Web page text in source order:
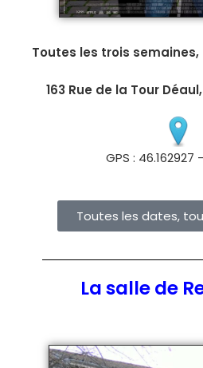
Toutes les trois semaines,
163 Rue de la Tour Déaul,
GPS : 46.162927
Toutes les dates,
La salle de